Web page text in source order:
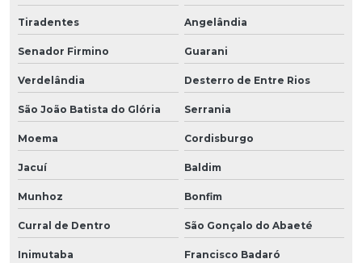
Tiradentes Angelândia
Senador Firmino Guarani
Verdelândia Desterro de Entre Rios
São João Batista do Glória Serrania
Moema Cordisburgo
Jacuí Baldim
Munhoz Bonfim
Curral de Dentro São Gonçalo do Abaeté
Inimutaba Francisco Badaró